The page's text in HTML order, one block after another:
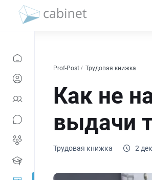
Prof-Post Трудовая книжка
Как не
выдачи
Трудовая книжка 2